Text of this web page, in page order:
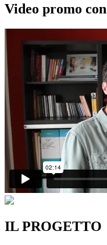
Video promo
IL PROGETTO